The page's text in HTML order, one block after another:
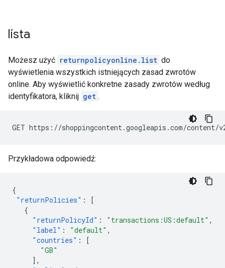
lista
Możesz użyć returnpolicyonline.list do
wyświetlenia wszystkich istniejących zasad zwrotów
online. Aby wyświetlić konkretne zasady zwrotów według
identyfikatora, kliknij get .
GET https://shoppingcontent.googleapis.com/content/
Przykładowa odpowiedź:
{
"returnPolicies" :
[
{
"returnPolicyId" : "transactions:US:default" ,
"label" : "default" ,
"countries" :
[
"GB"
],